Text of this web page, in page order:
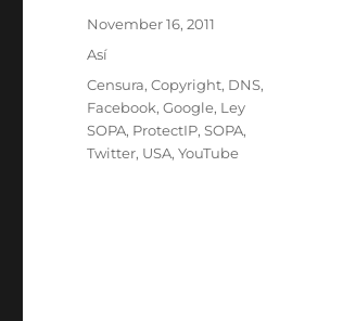
Posted
November 16, 2011
Categories
Así
Tags
Censura,Copyright, DNS,
Facebook,Google, Ley
SOPA, ProtectIP,SOPA,
Twitter, USA,YouTube